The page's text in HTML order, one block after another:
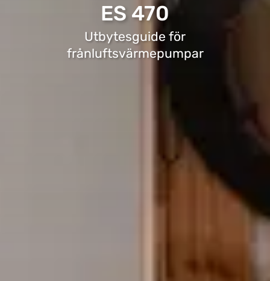
ES 470
Utbytesguide för
frånluftsvärmepumpar